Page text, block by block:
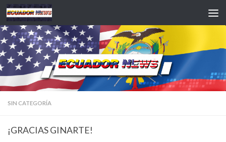
Saltar al contenido
SIN CATEGORÍA
¡GRACIAS GINARTE!